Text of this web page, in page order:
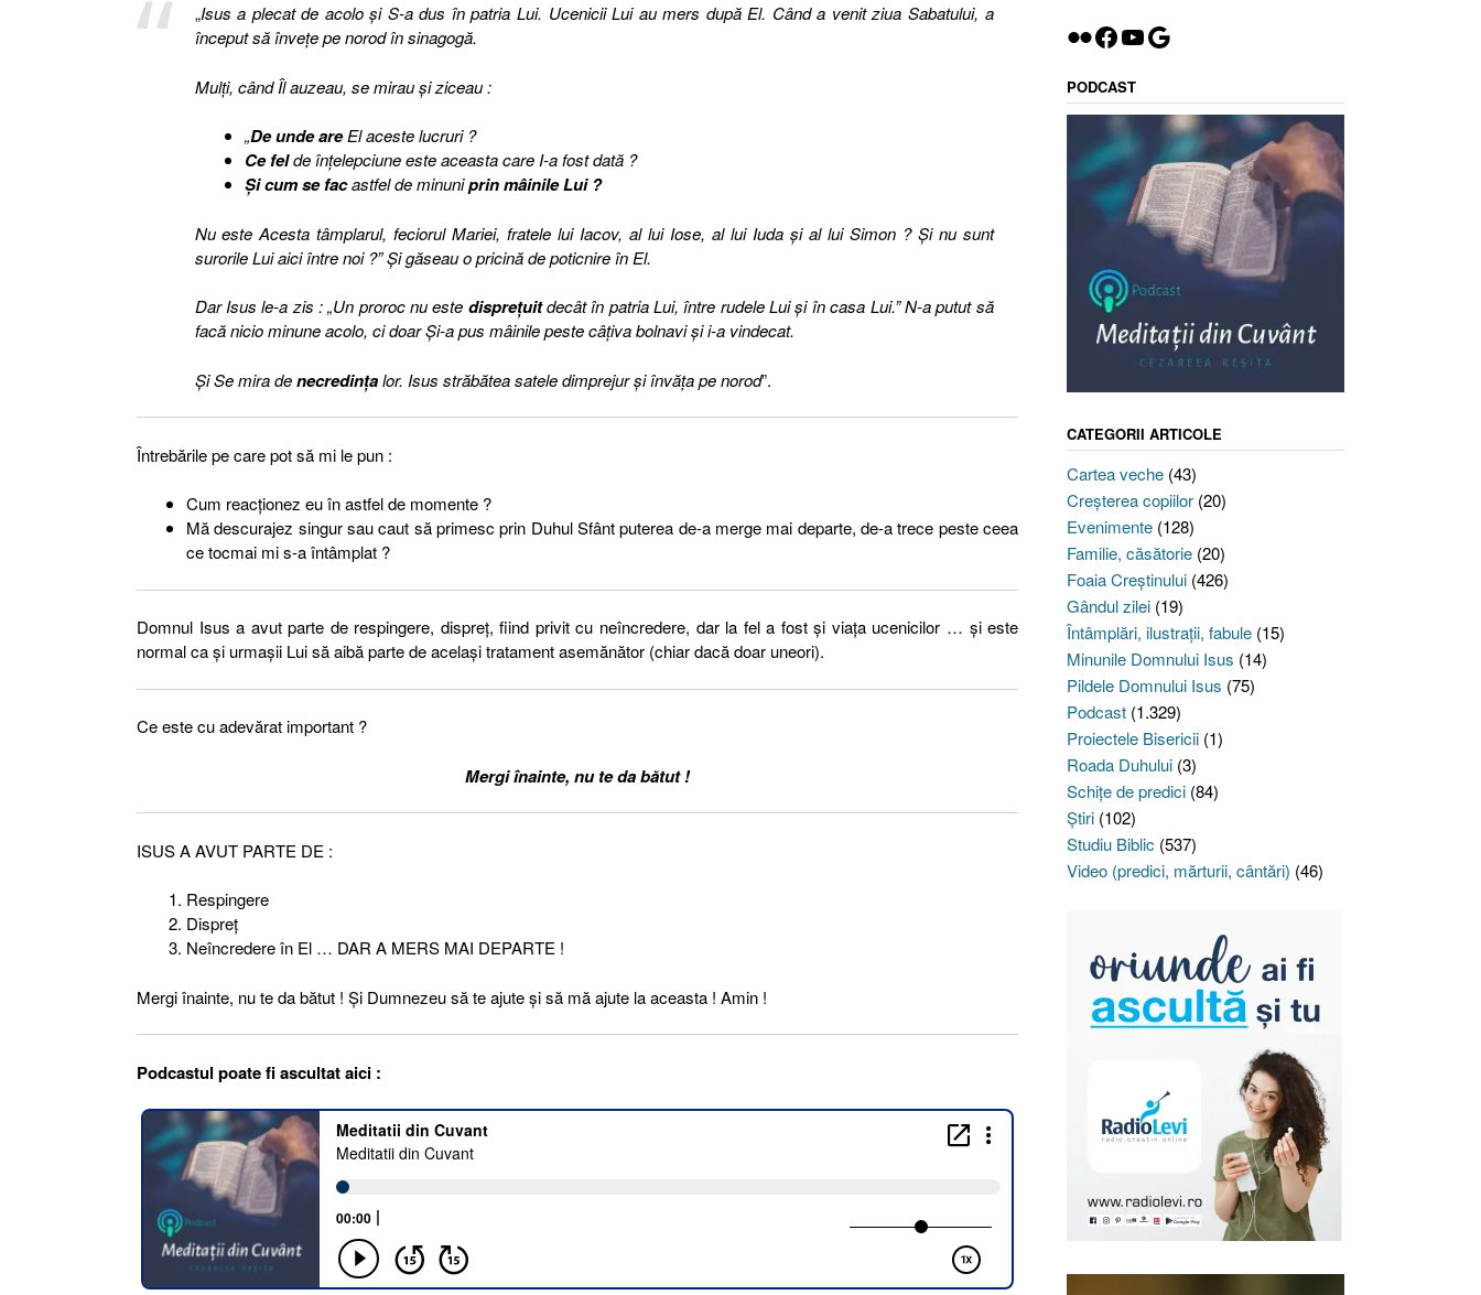
„Isus a plecat de acolo şi S-a dus în patria Lui. Ucenicii Lui au mers după El. Când a venit ziua Sabatului, a
început să înveţe pe norod în sinagogă.
Mulţi, când Îl auzeau, se mirau şi ziceau :
„De unde areEl aceste lucruri ?
Ce felde înţelepciune este aceasta care I-a fost dată ?
Şi cum se facastfel de minuniprin mâinile Lui ?
Nu este Acesta tâmplarul, feciorul Mariei, fratele lui Iacov, al lui Iose, al lui Iuda şi al lui Simon ? Şi nu sunt
surorile Lui aici între noi ?” Şi găseau o pricină de poticnire în El.
Dar Isus le-a zis : „Un proroc nu este dispreţuitdecât în patria Lui, între rudele Lui şi în casa Lui.” N-a putut să
facă nicio minune acolo, ci doar Şi-a pus mâinile peste câţiva bolnavi şi i-a vindecat.
Şi Se mira denecredinţalor. Isus străbătea satele dimprejur şi învăţa pe norod”.
Întrebările pe care pot să mi le pun :
Cum reacţionez eu în astfel de momente ?
Mă descurajez singur sau caut să primesc prin Duhul Sfânt puterea de-a merge mai departe, de-a trece peste ceea
ce tocmai mi s-a întâmplat ?
Domnul Isus a avut parte de respingere, dispreţ, fiind privit cu neîncredere, dar la fel a fost şi viaţa ucenicilor … şi este
normal ca şi urmaşii Lui să aibă parte de acelaşi tratament asemănător (chiar dacă doar uneori).
Ce este cu adevărat important ?
Mergi înainte, nu te da bătut !
ISUS A AVUT PARTE DE :
Respingere
Dispreţ
Neîncredere în El … DAR A MERS MAI DEPARTE !
Mergi înainte, nu te da bătut ! Şi Dumnezeu să te ajute şi să mă ajute la aceasta ! Amin !
Podcastul poate fi ascultat aici :
Flickr
Facebook
YouTube
Google
PODCAST
CATEGORII ARTICOLE
Cartea veche(43)
Creşterea copiilor(20)
Evenimente(128)
Familie, căsătorie(20)
Foaia Creştinului(426)
Gândul zilei(19)
Întâmplări, ilustraţii, fabule(15)
Minunile Domnului Isus (14)
Pildele Domnului Isus (75)
Podcast(1.329)
Proiectele Bisericii(1)
Roada Duhului(3)
Schiţe de predici(84)
Ştiri(102)
Studiu Biblic (537)
Video (predici, mărturii, cântări) (46)